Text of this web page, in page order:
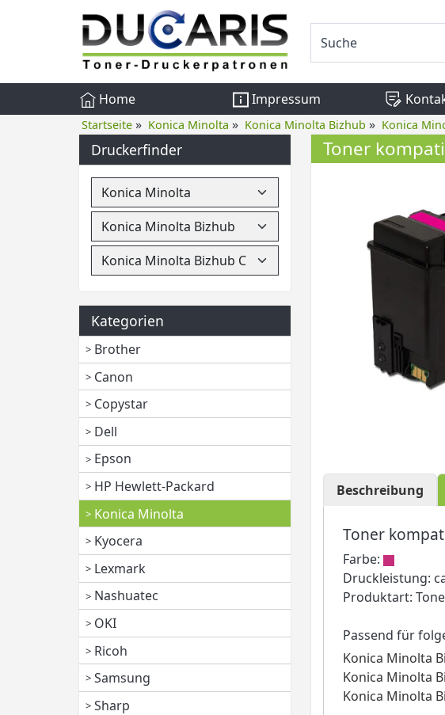
Home Impressum
Startseite » Konica Minolta » Konica Minolta Bizhub » Konica
Druckerfinder
Kategorien
Brother
Canon
Copystar
Dell
Epson
HP Hewlett-Packard
Konica Minolta
Kyocera
Lexmark
Nashuatec
OKI
Ricoh
Samsung
Sharp
Toner
Beschreibung
Toner
Farbe:
Druckleistung:
Produktart:
Passend für
Konica Minolta
Konica Minolta
Konica Minolta